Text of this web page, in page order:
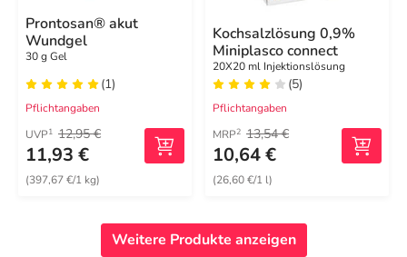
Prontosan® akut
Wundgel
30 g Gel
(1)
Pflichtangaben
UVP1 12,95 €
11,93 €
(397,67 €/1 kg)
Kochsalzlösung 0,9%
Miniplasco connect
20X20 ml Injektionslösung
(5)
Pflichtangaben
MRP2 13,54 €
10,64 €
(26,60 €/1 l)
Weitere Produkte anzeigen